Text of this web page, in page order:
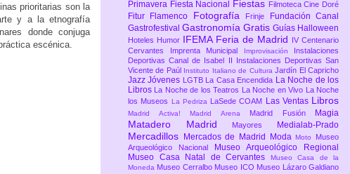
prioritarias son la
y a la etnografía
donde conjuga
escénica.
Primavera Fiesta Nacional Fiestas Filmoteca Cine Doré
Fitur Flamenco Fotografía Frinje
Fundación Canal
Gastrofestival Gastronomía Gratis Guías Halloween
Hoteles Humor IFEMA Feria de Madrid
IV Centenario
Cervantes
Imprenta Municipal Improvisación
Instalaciones
Deportivas Canal de Isabel II
Instalaciones Deportivas San
Vicente de Paúl
Instituto Italiano de CulturaJardín El Capricho
JazzJóvenes LGTB La Casa Encendida La Noche de los
Libros
La Noche de los Teatros La Noche en Vivo
La Noche
los Museos
La Pedriza LaSede COAM Las Ventas Libros
Madrid Activa! Madrid Arena Madrid Fusión Magia
Matadero Madrid Mayores Medialab-Prado
Mercadillos Mercados de Madrid ModaMoto Museo
Arqueológico Nacional
Museo Arqueológico Regional
Museo Casa Natal de Cervantes
Museo Casa de la
Moneda Museo Cerralbo Museo ICO Museo Lázaro Galdiano